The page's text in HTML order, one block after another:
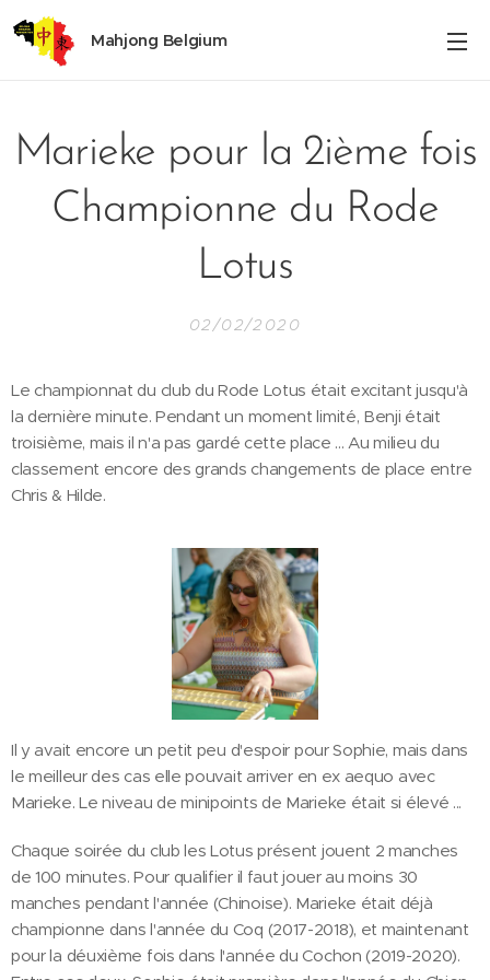
Mahjong Belgium
Marieke pour la 2ième fois
Championne du Rode
Lotus
02/02/2020
Le championnat du club du Rode Lotus était excitant jusqu'à
la dernière minute. Pendant un moment limité, Benji était
troisième, mais il n'a pas gardé cette place ... Au milieu du
classement encore des grands changements de place entre
Chris & Hilde.
Il y avait encore un petit peu d'espoir pour Sophie, mais dans
le meilleur des cas elle pouvait arriver en ex aequo avec
Marieke. Le niveau de minipoints de Marieke était si élevé ...
Chaque soirée du club les Lotus présent jouent 2 manches
de 100 minutes. Pour qualifier il faut jouer au moins 30
manches pendant l'année (Chinoise). Marieke était déjà
championne dans l'année du Coq (2017-2018), et maintenant
pour la déuxième fois dans l'année du Cochon (2019-2020).